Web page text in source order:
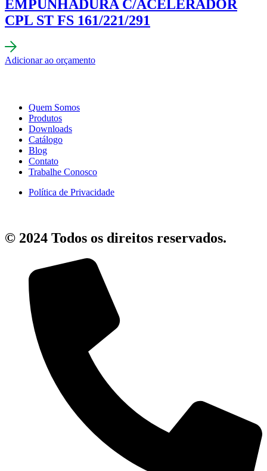
EMPUNHADURA C/ACELERADOR
CPL ST FS 161/221/291
Adicionar ao orçamento
Quem Somos
Produtos
Downloads
Catálogo
Blog
Contato
Trabalhe Conosco
Política de Privacidade
© 2024 Todos os direitos reservados.